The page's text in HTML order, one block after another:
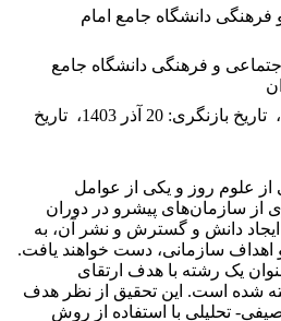
دانشگاه جامع امام
و فرهنگی دانشگاه جامع
، تاریخ بازنگری: 20 آذر 1403 ، تاریخ
علوم روز و یکی از عوامل
از سازمان‌های پیشرو در دوران
دانش و گسترش و نشر آن، به
اهداف سازمانی، دست خواهند یافت.
یک رشته با هدف ارتقای
شده است. این تحقیق از نظر هدف
تحلیلی با استفاده از روش